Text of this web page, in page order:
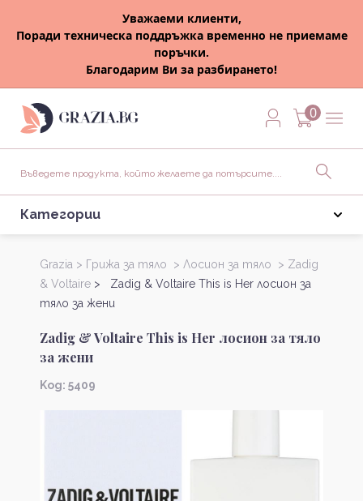
Уважаеми клиенти,
Поради техническа поддръжка временно не приемаме
поръчки.
Благодарим Ви за разбирането!
0
Категории
Grazia > Грижа за тяло > Лосион за тяло > Zadig
& Voltaire > Zadig & Voltaire This is Her лосион за
тяло за жени
Zadig & Voltaire This is Her лосион за тяло
за жени
Kод: 5409